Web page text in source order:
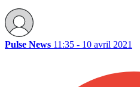
Pulse News 11:35 - 10 avril 2021